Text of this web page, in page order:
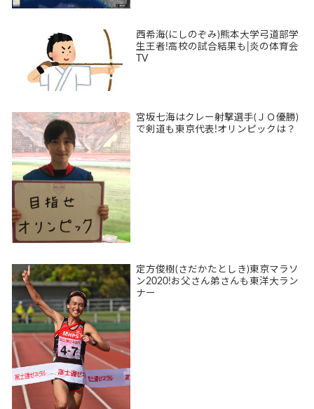
西希海(にしのぞみ)熊本大学弓道部学
生王者!高校の試合結果も|炎の体育会
TV
宮坂七海はクレー射撃選手(ＪＯ優勝)
で剣道も東京代表!オリンピックは？
定方俊樹(さだかたとしき)東京マラソ
ン2020!お父さん弟さんも東洋大ラン
ナー